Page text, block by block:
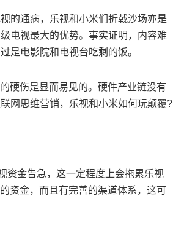
的通病，乐视和小米们折戟沙场亦是
电视最大的优势。事实证明，内容难
是电影院和电视台吃剩的饭。
硬伤是显而易见的。硬件产业链没有
网思维营销，乐视和小米如何玩颠覆?
资金告急，这一定程度上会拖累乐视
资金，而且有完善的渠道体系，这可